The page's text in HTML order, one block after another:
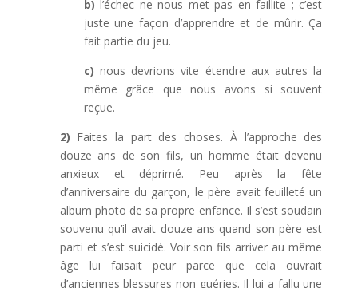
b) l’échec ne nous met pas en faillite ; c’est
juste une façon d’apprendre et de mûrir. Ça
fait partie du jeu.
c) nous devrions vite étendre aux autres la
même grâce que nous avons si souvent
reçue.
2) Faites la part des choses. À l’approche des
douze ans de son fils, un homme était devenu
anxieux et déprimé. Peu après la fête
d’anniversaire du garçon, le père avait feuilleté un
album photo de sa propre enfance. Il s’est soudain
souvenu qu’il avait douze ans quand son père est
parti et s’est suicidé. Voir son fils arriver au même
âge lui faisait peur parce que cela ouvrait
d’anciennes blessures non guéries. Il lui a fallu une